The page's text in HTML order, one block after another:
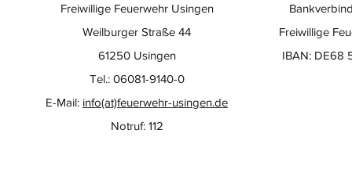
Freiwillige
IBAN: DE68
Freiwillige Feuerwehr Usingen
Weilburger Straße 44
61250 Usingen
Tel.: 06081-9140-0
E-Mail: info(at)feuerwehr-usingen.de
Notruf: 112